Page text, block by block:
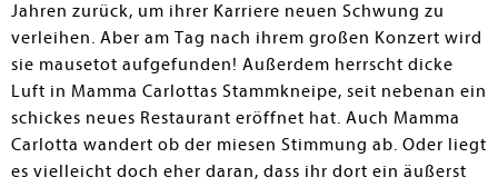
Jahren zurück, um ihrer Karriere neuen Schwung zu
verleihen. Aber am Tag nach ihrem großen Konzert wird
sie mausetot aufgefunden! Außerdem herrscht dicke
Luft in Mamma Carlottas Stammkneipe, seit nebenan ein
schickes neues Restaurant eröffnet hat. Auch Mamma
Carlotta wandert ob der miesen Stimmung ab. Oder liegt
es vielleicht doch eher daran, dass ihr dort ein äußerst